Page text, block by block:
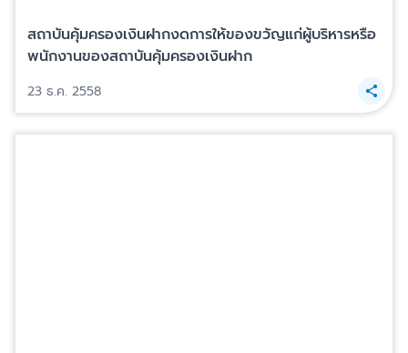
สถาบันคุ้มครองเงินฝากงดการให้ของขวัญแก่ผู้บริหารหรือ
พนักงานของสถาบันคุ้มครองเงินฝาก
23 ธ.ค. 2558